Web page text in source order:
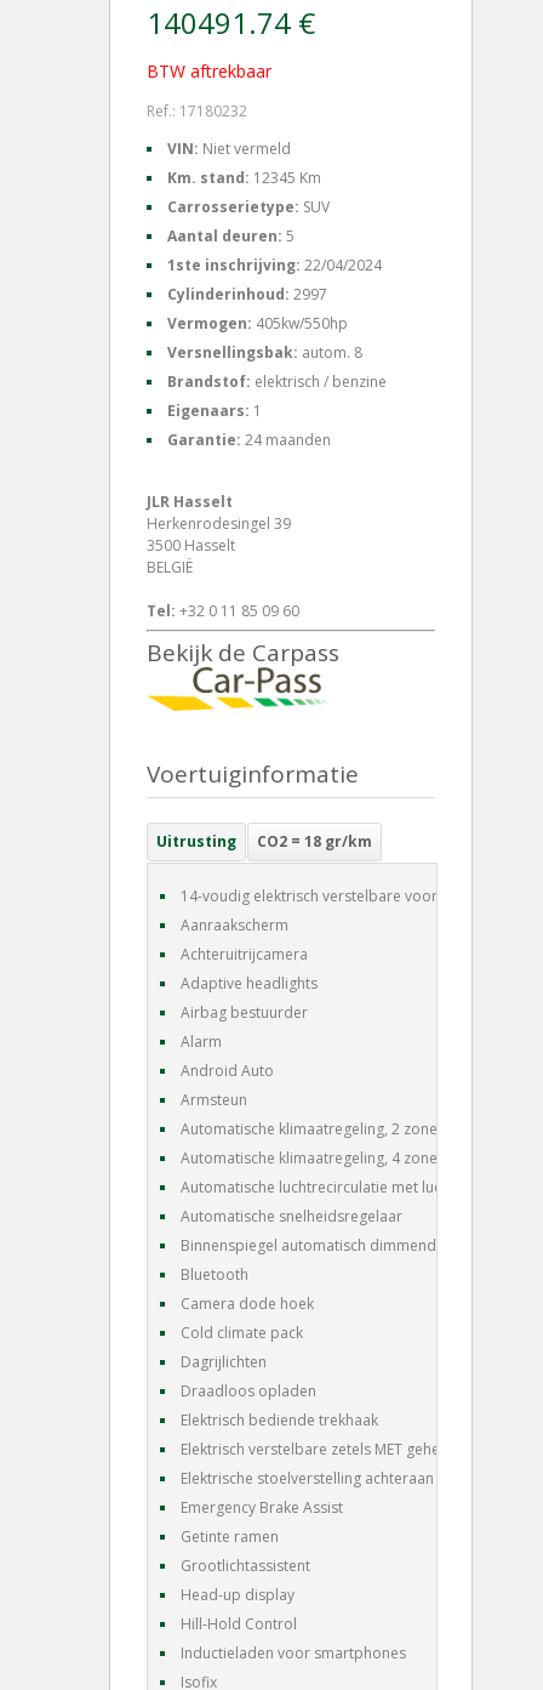
140491.74 €
BTW aftrekbaar
Ref.: 17180232
VIN: Niet vermeld
Km. stand: 12345 Km
Carrosserietype: SUV
Aantal deuren: 5
1ste inschrijving: 22/04/2024
Cylinderinhoud: 2997
Vermogen: 405kw/550hp
Versnellingsbak: autom. 8
Brandstof: elektrisch / benzine
Eigenaars: 1
Garantie: 24 maanden
JLR Hasselt
Herkenrodesingel 39
3500 Hasselt
BELGIË
Tel: +32 0 11 85 09 60
Bekijk de Carpass
Voertuiginformatie
Uitrusting CO2 = 18 gr/km
14-voudig elektrisch verstelbare voorstoelen
Aanraakscherm
Achteruitrijcamera
Adaptive headlights
Airbag bestuurder
Alarm
Android Auto
Armsteun
Automatische klimaatregeling, 2 zones
Automatische klimaatregeling, 4 zones
Automatische luchtrecirculatie met luchtkwaliteits
Automatische snelheidsregelaar
Binnenspiegel automatisch dimmend
Bluetooth
Camera dode hoek
Cold climate pack
Dagrijlichten
Draadloos opladen
Elektrisch bediende trekhaak
Elektrisch verstelbare zetels MET geheugen
Elektrische stoelverstelling achteraan
Emergency Brake Assist
Getinte ramen
Grootlichtassistent
Head-up display
Hill-Hold Control
Inductieladen voor smartphones
Isofix